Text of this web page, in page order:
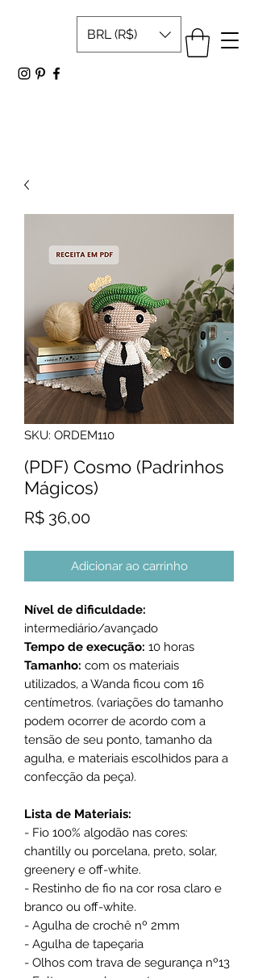
BRL (R$)
SKU: ORDEM110
(PDF) Cosmo (Padrinhos
Mágicos)
R$ 36,00Preço
Adicionar ao carrinho
Nível de dificuldade:
intermediário/avançado
Tempo de execução: 10 horas
Tamanho: com os materiais
utilizados, a Wanda ficou com 16
centímetros. (variações do tamanho
podem ocorrer de acordo com a
tensão de seu ponto, tamanho da
agulha, e materiais escolhidos para a
confecção da peça).
Lista de Materiais:
- Fio 100% algodão nas cores:
chantilly ou porcelana, preto, solar,
greenery e off-white.
- Restinho de fio na cor rosa claro e
branco ou off-white.
- Agulha de crochê nº 2mm
- Agulha de tapeçaria
- Olhos com trava de segurança nº13